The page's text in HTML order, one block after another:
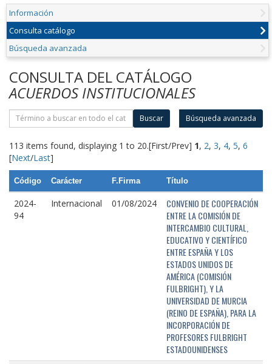
Información
Consulta catálogo
Búsqueda avanzada
CONSULTA DEL CATÁLOGO
ACUERDOS INSTITUCIONALES
Buscar Búsqueda avanzada
113 items found, displaying 1 to 20.[First/Prev] 1, 2, 3, 4, 5, 6
[Next/Last]
Código Carácter F.Firma Título
2024-
94
Internacional 01/08/2024
CONVENIO DE COOPERACIÓN
ENTRE LA COMISIÓN DE
INTERCAMBIO CULTURAL,
EDUCATIVO Y CIENTÍFICO
ENTRE ESPAÑA Y LOS
ESTADOS UNIDOS DE
AMÉRICA (COMISIÓN
FULBRIGHT), Y LA
UNIVERSIDAD DE MURCIA
(REINO DE ESPAÑA), PARA LA
INCORPORACIÓN DE
PROFESORES FULBRIGHT
ESTADOUNIDENSES